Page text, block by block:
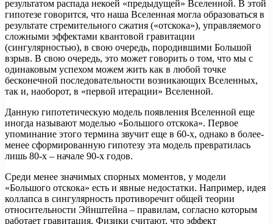
результатом распада некоей «предыдущей» Вселенной. В этой
гипотезе говорится, что наша Вселенная могла образоваться в
результате стремительного сжатия («отскока»), управляемого
сложными эффектами квантовой гравитации
(сингулярностью), в свою очередь, породившими Большой
взрыв. В свою очередь, это может говорить о том, что мы с
одинаковым успехом можем жить как в любой точке
бесконечной последовательности возникающих Вселенных,
так и, наоборот, в «первой итерации» Вселенной.
Данную гипотетическую модель появления Вселенной еще
иногда называют моделью «Большого отскока». Первое
упоминание этого термина звучит еще в 60-х, однако в более-
менее сформированную гипотезу эта модель превратилась
лишь 80-х – начале 90-х годов.
Среди менее значимых спорных моментов, у модели
«Большого отскока» есть и явные недостатки. Например, идея
коллапса в сингулярность противоречит общей теории
относительности Эйнштейна – правилам, согласно которым
работает гравитация. Физики считают, что эффект